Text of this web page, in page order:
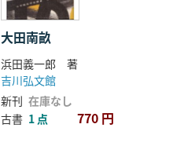
大田南畝
浜田義一郎 著
吉川弘文館
新刊 在庫なし
古書 1 点 770 円